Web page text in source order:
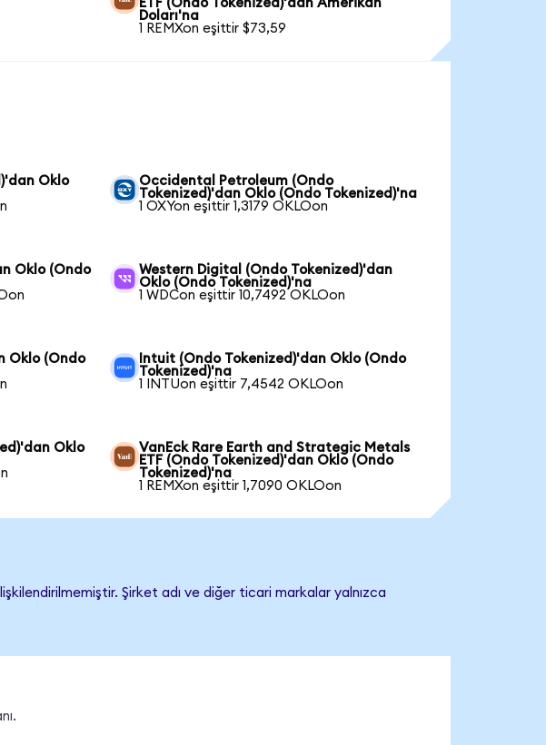
ETF (Ondo Tokenized)'dan Amerikan
Doları'na
1 REMXon eşittir $73,59
Oklo
Occidental Petroleum (Ondo
Tokenized)'dan Oklo (Ondo Tokenized)'na
1 OXYon eşittir 1,3179 OKLOon
Oklo (Ondo
Western Digital (Ondo Tokenized)'dan
Oklo (Ondo Tokenized)'na
1 WDCon eşittir 10,7492 OKLOon
Oklo (Ondo
Intuit (Ondo Tokenized)'dan Oklo (Ondo
Tokenized)'na
1 INTUon eşittir 7,4542 OKLOon
Oklo
VanEck Rare Earth and Strategic Metals
ETF (Ondo Tokenized)'dan Oklo (Ondo
Tokenized)'na
1 REMXon eşittir 1,7090 OKLOon
Şirket adı ve diğer ticari markalar yalnızca